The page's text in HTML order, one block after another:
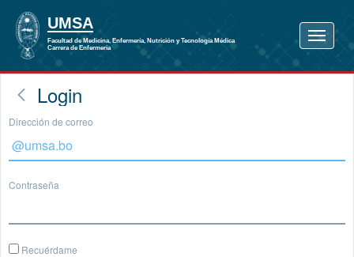
Login
Dirección de correo
Contraseña
Recuérdame